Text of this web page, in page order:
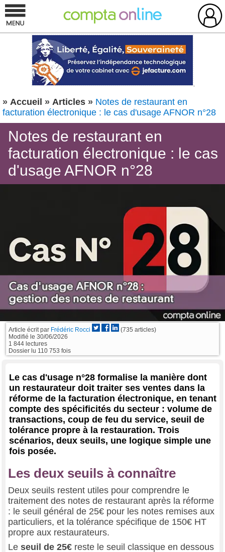
» Accueil » Articles » Notes de restaurant en
facturation électronique : le cas d'usage AFNOR n°28
Notes de restaurant en
facturation électronique : le cas
d'usage AFNOR n°28
Article écrit par Frédéric Rocci
(735 articles)
Modifié le 30/06/2026
1 844 lectures
Dossier lu 110 753 fois
Le cas d'usage n°28 formalise la manière dont
un restaurateur doit traiter ses ventes dans la
réforme de la facturation électronique, en tenant
compte des spécificités du secteur : volume de
transactions, coup de feu du service, seuil de
tolérance propre à la restauration. Trois
scénarios, deux seuils, une logique simple une
fois posée.
Les deux seuils à connaître
Deux seuils restent utiles pour comprendre le
traitement des notes de restaurant après la réforme
: le seuil général de 25€ pour les notes remises aux
particuliers, et la tolérance spécifique de 150€ HT
propre aux restaurateurs.
Le seuil de 25€ reste le seuil classique en dessous